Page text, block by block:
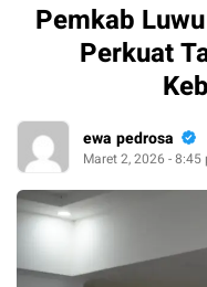
Pemkab
Perkuat
ewa pedrosa
Maret 2, 2026 - 8:45